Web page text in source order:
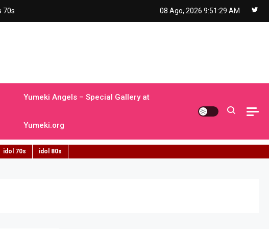
70s 08 Ago, 2026 9:51:30 AM
Yumeki Angels – Special Gallery at
Yumeki.org
idol 70s idol 80s